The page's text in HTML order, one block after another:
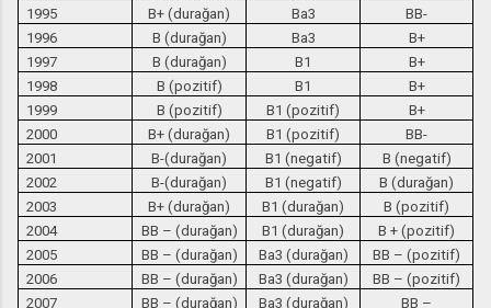
1995
B+ (durağan) Ba3
BB-
1996
B (durağan) Ba3
B+
1997
B (durağan) B1
B+
1998
B (pozitif) B1
B+
1999
B (pozitif) B1 (pozitif)
B+
2000
B+ (durağan) B1 (pozitif)
BB-
2001
B-(durağan) B1 (negatif)
B (negatif)
2002
B-(durağan) B1 (negatif)
B (durağan)
2003
B+ (durağan) B1 (durağan)
B (pozitif)
2004
BB – (durağan) B1 (durağan)
B + (pozitif)
2005
BB – (durağan) Ba3 (durağan)
BB – (pozitif)
2006
BB – (durağan) Ba3 (durağan)
BB – (pozitif)
2007
BB – (durağan) Ba3 (durağan)
BB –